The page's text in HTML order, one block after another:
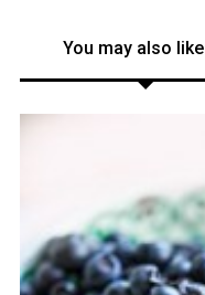
You may also like